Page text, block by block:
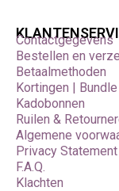
Contactgegevens
Bestellen en
Betaalmethoden
Kortingen |
Kadobonnen
Ruilen &
Algemene
Privacy Statement
F.A.Q.
Klachten